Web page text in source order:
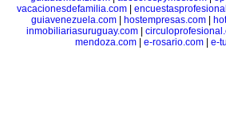
vacacionesdefamilia.com|
guiavenezuela.com| hostempresas.com|
inmobiliariasuruguay.com|
mendoza.com
e-rosario.com e-